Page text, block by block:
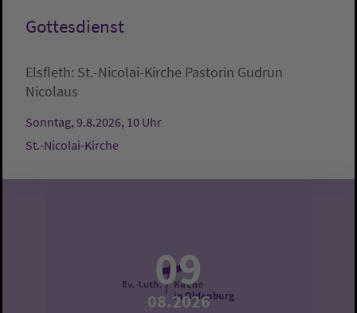
Gottesdienst
Elsfleth: St.-Nicolai-Kirche Pastorin Gudrun
Nicolaus
Sonntag, 9.8.2026, 10 Uhr
St.-Nicolai-Kirche
09
08.2026